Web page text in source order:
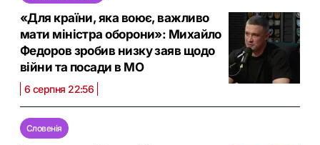
«Для країни, яка воює, важливо
мати міністра оборони»: Михайло
Федоров зробив низку заяв щодо
війни та посади в МО
6 серпня 22:56
Словенія